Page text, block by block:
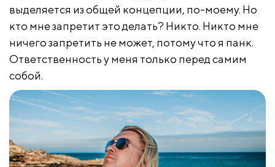
выделяется из общей концепции, по-моему. Но
кто мне запретит это делать? Никто. Никто мне
ничего запретить не может, потому что я панк.
Ответственность у меня только перед самим
собой.